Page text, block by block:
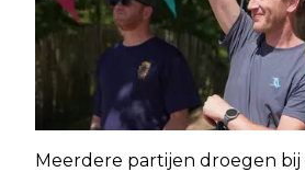
Meerdere partijen droegen bij